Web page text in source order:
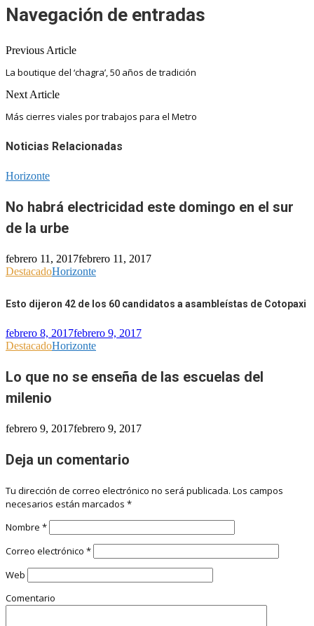
Navegación de entradas
Previous Article
La boutique del ‘chagra’, 50 años de tradición
Next Article
Más cierres viales por trabajos para el Metro
Noticias Relacionadas
Horizonte
No habrá electricidad este domingo en el sur
de la urbe
febrero 11, 2017febrero 11, 2017
DestacadoHorizonte
Esto dijeron 42 de los 60 candidatos a asambleístas de Cotopaxi
febrero 8, 2017febrero 9, 2017
DestacadoHorizonte
Lo que no se enseña de las escuelas del
milenio
febrero 9, 2017febrero 9, 2017
Deja un comentario
Tu dirección de correo electrónico no será publicada. Los campos
necesarios están marcados *
Nombre *
Correo electrónico *
Web
Comentario